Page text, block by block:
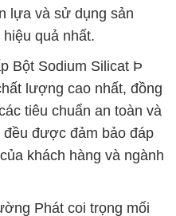
lựa và sử dụng sản
quả nhất.
Bột Sodium Silicat Þ
lượng cao nhất, đồng
tiêu chuẩn an toàn và
được đảm bảo đáp
khách hàng và ngành
Phát coi trọng mối